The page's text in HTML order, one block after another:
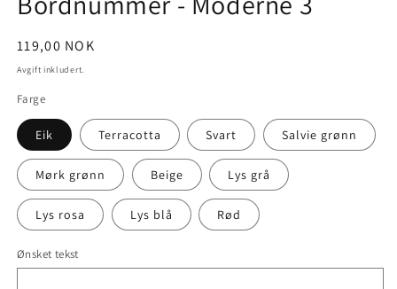
Vanlig
pris
119,00 NOK
Avgift inkludert.
Farge
Eik Terracotta Svart Salvie grønn
Mørk grønn Beige Lys grå
Lys rosa Lys blå Rød
Ønsket tekst